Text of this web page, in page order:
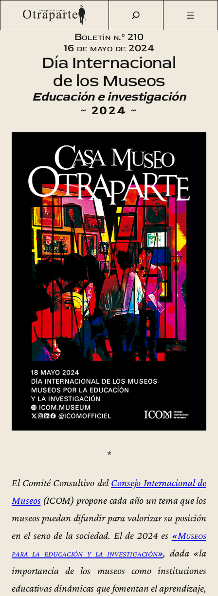
Saltar
Otraparte.org /Corporación Boletín/
Boletín n.° 210 –
Mayo 18: Día Internacional de los Museos
Boletín n.º 210
16 de mayo de 2024
Día Internacional
de los Museos
Educación e investigación
~ 2024 ~
*
El Comité Consultivo del Consejo Internacional de
Museos(ICOM) propone cada año un tema que los
museos puedan difundir para valorizar su posición
en el seno de la sociedad. El de 2024 es «Museos
para la educación y la investigación», dada «la
importancia de los museos como instituciones
educativas dinámicas que fomentan el aprendizaje,